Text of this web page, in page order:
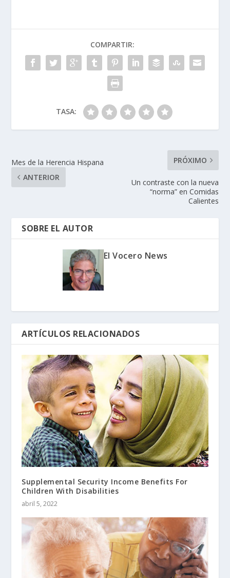
COMPARTIR:
TASA:
Mes de la Herencia Hispana
ANTERIOR
PRÓXIMO
Un contraste con la nueva
“norma” en Comidas
Calientes
SOBRE EL AUTOR
El Vocero News
ARTÍCULOS RELACIONADOS
Supplemental Security Income Benefits For
Children With Disabilities
abril 5, 2022